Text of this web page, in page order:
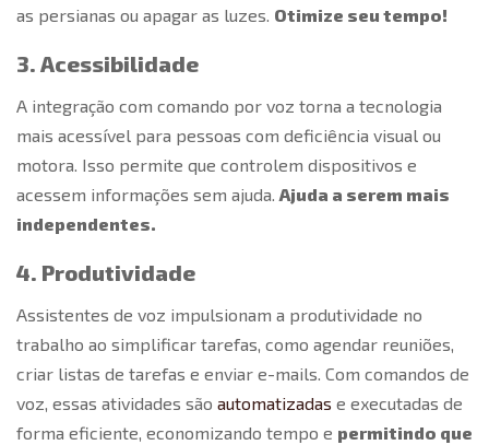
as persianas ou apagar as luzes. Otimize seu tempo!
3. Acessibilidade
A integração com comando por voz torna a tecnologia
mais acessível para pessoas com deficiência visual ou
motora. Isso permite que controlem dispositivos e
acessem informações sem ajuda. Ajuda a serem mais
independentes.
4. Produtividade
Assistentes de voz impulsionam a produtividade no
trabalho ao simplificar tarefas, como agendar reuniões,
criar listas de tarefas e enviar e-mails. Com comandos de
voz, essas atividades são automatizadas e executadas de
forma eficiente, economizando tempo e permitindo que